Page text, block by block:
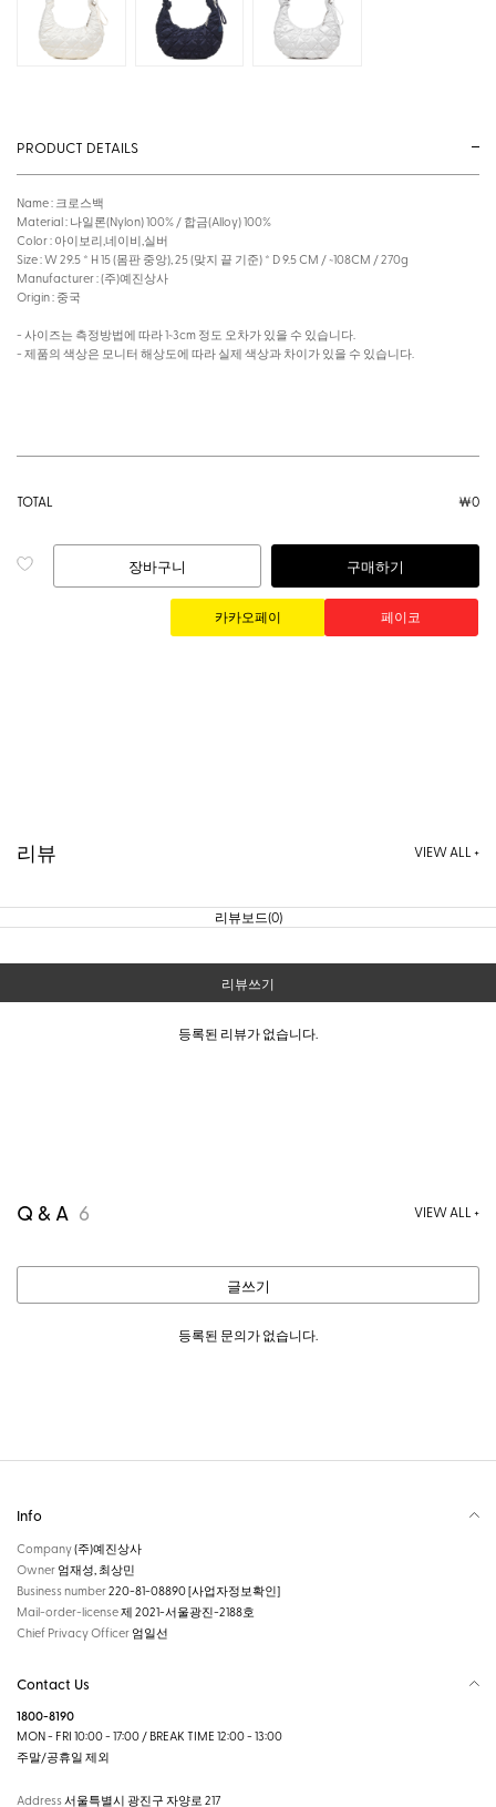
PRODUCT DETAILS
Name : 크로스백
Material : 나일론(Nylon) 100% / 합금(Alloy) 100%
Color : 아이보리,네이비,실버
Size : W 29.5 * H 15 (몸판 중앙), 25 (맞지 끝 기준) * D 9.5 CM / ~108CM / 270g
Manufacturer : (주)예진상사
Origin : 중국
- 사이즈는 측정방법에 따라 1~3cm 정도 오차가 있을 수 있습니다.
- 제품의 색상은 모니터 해상도에 따라 실제 색상과 차이가 있을 수 있습니다.
TOTAL ￦0
장바구니 구매하기
리뷰 VIEW ALL +
리뷰보드(0)
리뷰쓰기
등록된 리뷰가 없습니다.
Q & A 6 VIEW ALL +
글쓰기
등록된 문의가 없습니다.
Info
Company(주)예진상사
Owner 엄재성, 최상민
Business number220-81-08890[사업자정보확인]
Mail-order-license제 2021-서울광진-2188호
Chief Privacy Officer 엄일선
Contact Us
1800-8190
MON - FRI 10:00 - 17:00 / BREAK TIME 12:00 - 13:00
주말/공휴일 제외
Address서울특별시 광진구 자양로 217